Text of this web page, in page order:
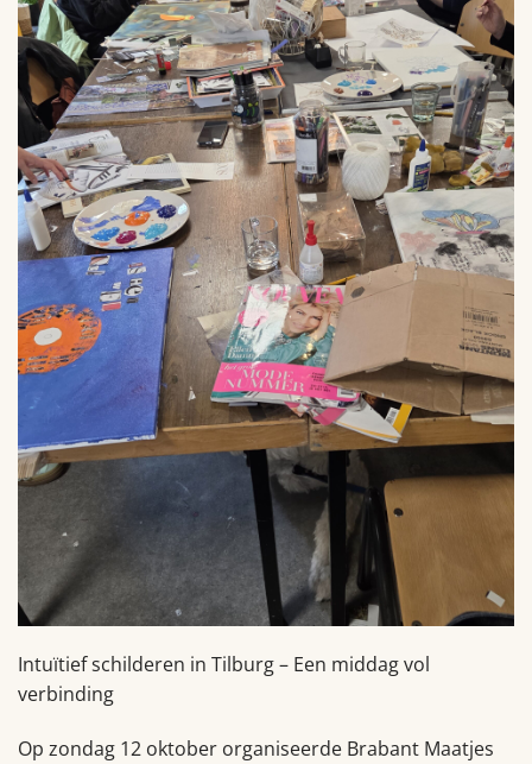
Intuïtief schilderen in Tilburg – Een middag vol
verbinding
Op zondag 12 oktober organiseerde Brabant Maatjes